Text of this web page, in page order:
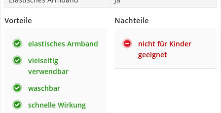
Vorteile
elastisches Armband
vielseitig
verwendbar
waschbar
schnelle Wirkung
Nachteile
nicht für Kinder
geeignet